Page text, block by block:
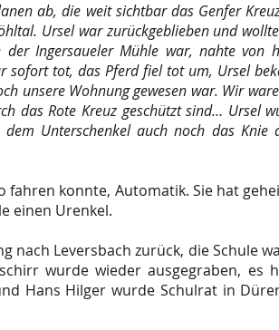
ab, die weit sichtbar das Genfer
Ursel war zurückgeblieben und
Ingersaueler Mühle war, nahte von
sofort tot, das Pferd fiel tot um, Ursel
unsere Wohnung gewesen war. Wir
das Rote Kreuz geschützt sind… Ursel
Unterschenkel auch noch das Knie
fahren konnte, Automatik. Sie hat
einen Urenkel.
nach Leversbach zurück, die Schule
wurde wieder ausgegraben, es
Hans Hilger wurde Schulrat in